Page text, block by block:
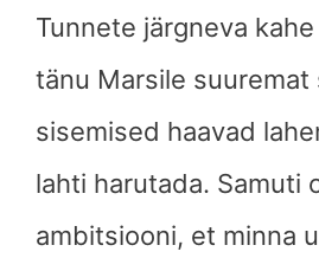
Tunnete järgneva
tänu Marsile suuremat
sisemised haavad
lahti harutada. Samuti
ambitsiooni, et minna